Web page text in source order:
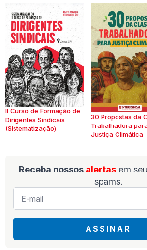
II Curso de Formação de
Dirigentes Sindicais
(Sistematização)
30 Propostas da
Trabalhadora
Justiça Climática
Receba nossos alertas em
spams.
E-
mail
ASSINAR